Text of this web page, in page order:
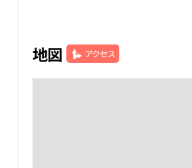
地図 アクセス